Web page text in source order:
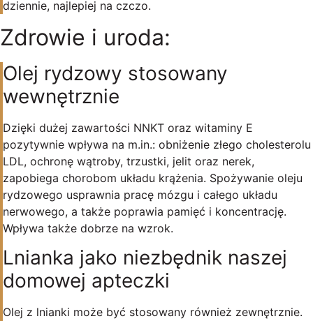
dziennie, najlepiej na czczo.
Zdrowie i uroda:
Olej rydzowy stosowany
wewnętrznie
Dzięki dużej zawartości NNKT oraz witaminy E
pozytywnie wpływa na m.in.: obniżenie złego cholesterolu
LDL, ochronę wątroby, trzustki, jelit oraz nerek,
zapobiega chorobom układu krążenia. Spożywanie oleju
rydzowego usprawnia pracę mózgu i całego układu
nerwowego, a także poprawia pamięć i koncentrację.
Wpływa także dobrze na wzrok.
Lnianka jako niezbędnik naszej
domowej apteczki
Olej z lnianki może być stosowany również zewnętrznie.